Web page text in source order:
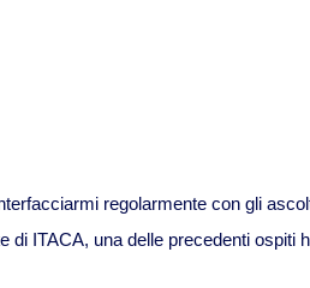
regolarmente con gli
ITACA, una delle precedenti ospiti